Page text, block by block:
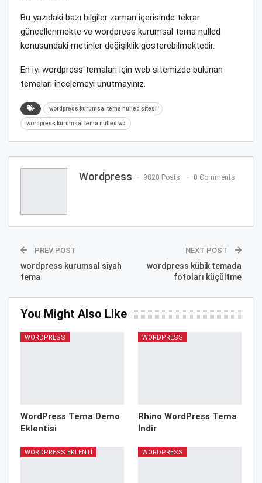
Bu yazıdaki bazı bilgiler zaman içerisinde tekrar
güncellenmekte ve wordpress kurumsal tema nulled
konusundaki metinler değişiklik gösterebilmektedir.
En iyi wordpress temaları için web sitemizde bulunan
temaları incelemeyi unutmayınız.
wordpress kurumsal tema nulled sitesi
wordpress kurumsal tema nulled wp
Wordpress 9820 Posts 0 Comments
PREV POST
wordpress kurumsal siyah
tema
NEXT POST
wordpress kübik temada
fotoları küçültme
You Might Also Like
WORDPRESS
WordPress Tema Demo
Eklentisi
WORDPRESS
Rhino WordPress Tema
İndir
WORDPRESS EKLENTI WORDPRESS